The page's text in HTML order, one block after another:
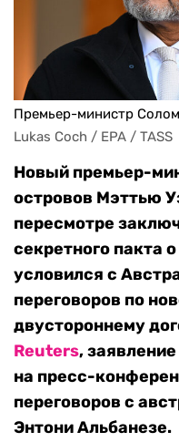
Премьер-министр
Lukas Coch / EPA / TASS
Новый премьер-
островов Мэттью
пересмотре
секретного пакта
условился с
переговоров по
двустороннему
Reuters,
на пресс-
переговоров с
Энтони Альбанезе.